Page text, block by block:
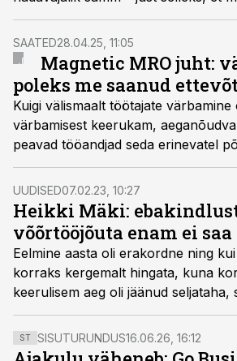
õpetajatele, arstidele ja hoida riiki
SAATED28.04.25, 11:05
Magnetic MRO juht:
poleks me saanud
Kuigi välismaalt töötajate värbamine
värbamisest keerukam,
peavad tööandjad seda erinevatel
UUDISED07.02.23, 10:27
Heikki Mäki:
võõrtööjõuta enam ei saa
Eelmine aasta oli erakordne ning
korraks kergemalt hingata, kuna
keerulisem aeg oli jäänud seljataha,
alanud sõda pööras kõik pea peale,
ja tööjõuturu eksperdi Heikki Mäki
kindlustunnet ja prognoosimise edu
ST SISUTURUNDUS16.06.26, 16:12